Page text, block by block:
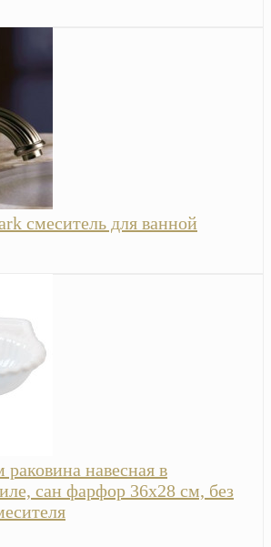
смеситель для ванной
навесная в
сан фарфор 36х28 см, без